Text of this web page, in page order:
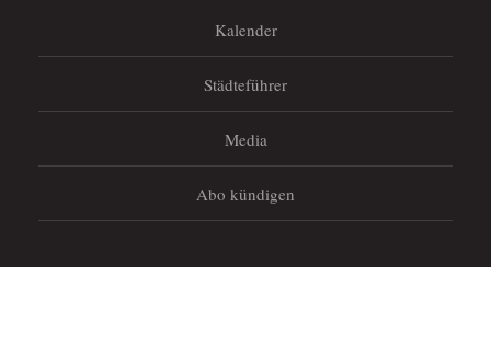
Kalender
Städteführer
Media
Abo kündigen